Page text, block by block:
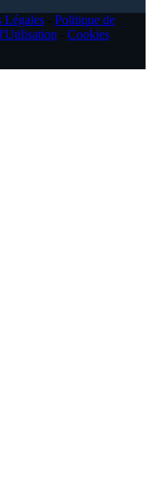
Légales
Politique de
Cookies